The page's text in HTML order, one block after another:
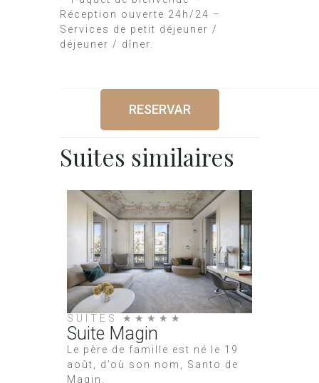
Réception ouverte 24h/24 –
Services de petit déjeuner /
déjeuner / dîner.
RESERVAR
Suites similaires
SUITES ★★★★★
Suite Magin
Le père de famille est né le 19
août, d’où son nom, Santo de
Magin.